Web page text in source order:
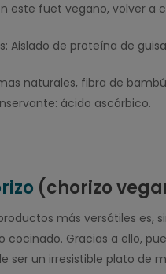
este fuet vegano, volver a
Aislado de proteína de
naturales, fibra de
ácido ascórbico.
(chorizo
más versátiles es,
cocinado. Gracias a ello,
ser un irresistible plato de